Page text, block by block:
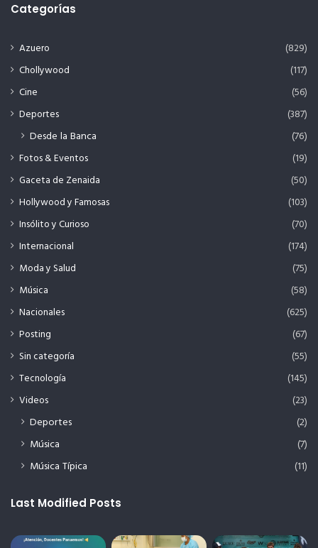
Categorías
Azuero
(829)
Chollywood
(117)
Cine
(56)
Deportes
(387)
Desde la Banca (76)
Fotos & Eventos
(19)
Gaceta de Zenaida
(50)
Hollywood y Famosas
(103)
Insólito y Curioso
(70)
Internacional
(174)
Moda y Salud
(75)
Música
(58)
Nacionales
(625)
Posting
(67)
Sin categoría
(55)
Tecnología
(145)
Videos
(23)
Deportes
(2)
Música
(7)
Música Típica
(11)
Last Modified Posts